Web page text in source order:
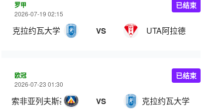
罗甲
2026-07-19 02:15
克拉约瓦大学 VS UTA阿拉德
已结束
欧冠
2026-07-23 01:30
索非亚列夫斯基 VS 克拉约瓦大学
已结束